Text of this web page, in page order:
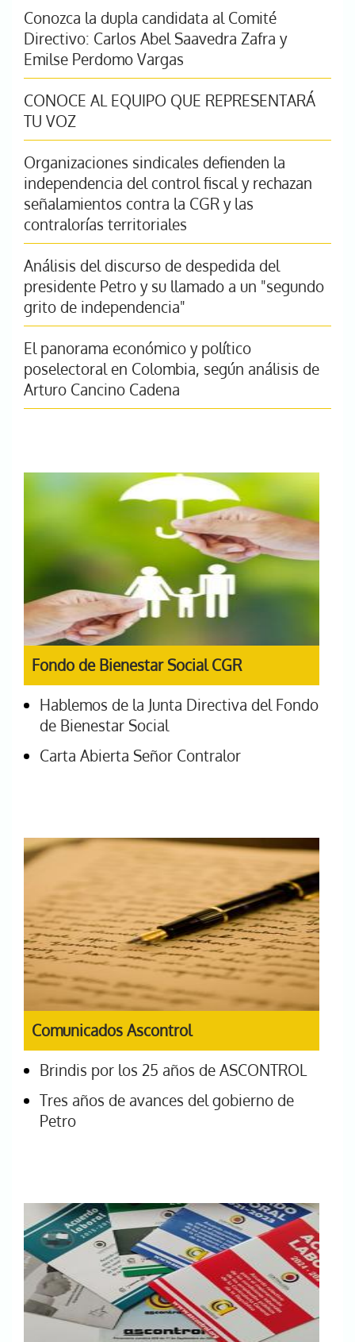
Conozca la dupla candidata al Comité
Directivo: Carlos Abel Saavedra Zafra y
Emilse Perdomo Vargas
CONOCE AL EQUIPO QUE REPRESENTARÁ
TU VOZ
Organizaciones sindicales defienden la
independencia del control fiscal y rechazan
señalamientos contra la CGR y las
contralorías territoriales
Análisis del discurso de despedida del
presidente Petro y su llamado a un "segundo
grito de independencia"
El panorama económico y político
poselectoral en Colombia, según análisis de
Arturo Cancino Cadena
Fondo de Bienestar Social CGR
Hablemos de la Junta Directiva del Fondo
de Bienestar Social
Carta Abierta Señor Contralor
Comunicados Ascontrol
Brindis por los 25 años de ASCONTROL
Tres años de avances del gobierno de
Petro